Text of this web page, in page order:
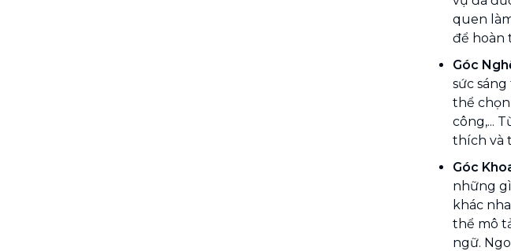
quen
để hoàn
Góc
sức
thể chọn
công,...
thích và
Góc
những
khác
thể mô
ngữ.